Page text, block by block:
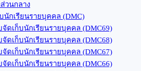
วนกลาง
นักเรียนรายบุคคล (DMC)
จัดเก็บนักเรียนรายบุคคล (DMC69)
จัดเก็บนักเรียนรายบุคคล (DMC68)
จัดเก็บนักเรียนรายบุคคล (DMC67)
จัดเก็บนักเรียนรายบุคคล (DMC66)